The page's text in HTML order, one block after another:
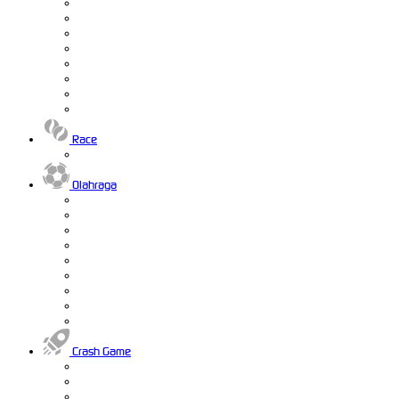
Race
Olahraga
Crash Game